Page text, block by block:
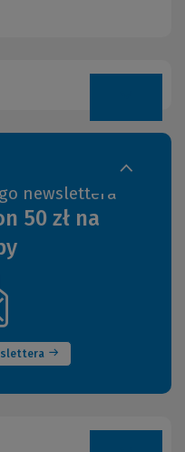
newslettera
50 zł na